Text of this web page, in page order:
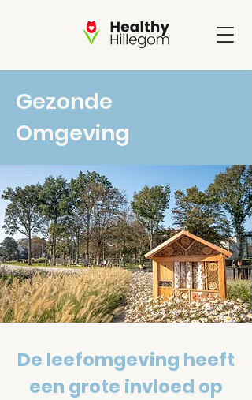
Gezonde
Omgeving
De leefomgeving heeft
een grote invloed op